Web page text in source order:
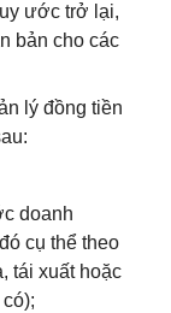
ước trở lại,
bản cho các
lý đồng tiền
doanh
cụ thể theo
tái xuất hoặc